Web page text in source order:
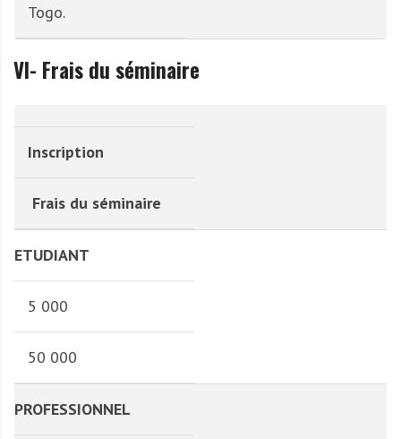
Togo.
VI- Frais du séminaire
Inscription
Frais du séminaire
ETUDIANT
5 000
50 000
PROFESSIONNEL